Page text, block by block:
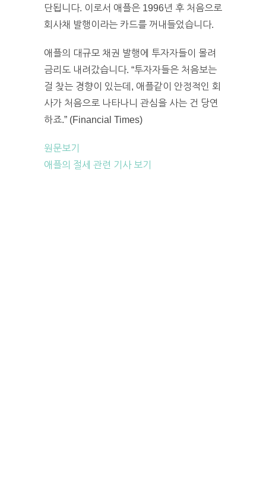
단됩니다. 이로서 애플은 1996년 후 처음으로
회사채 발행이라는 카드를 꺼내들었습니다.
애플의 대규모 채권 발행에 투자자들이 몰려
금리도 내려갔습니다. “투자자들은 처음보는
걸 찾는 경향이 있는데, 애플같이 안정적인 회
사가 처음으로 나타나니 관심을 사는 건 당연
하죠.” (Financial Times)
원문보기
애플의 절세 관련 기사 보기